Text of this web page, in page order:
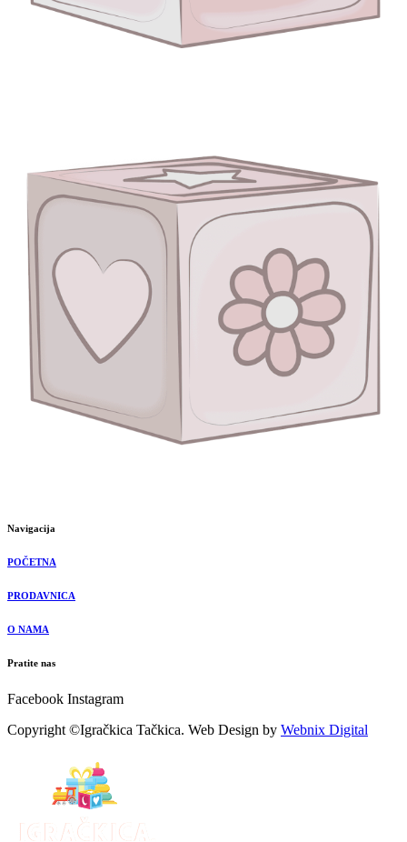
Navigacija
POČETNA
PRODAVNICA
O NAMA
Pratite nas
Facebook Instagram
Copyright ©Igračkica Tačkica. Web Design by Webnix Digital